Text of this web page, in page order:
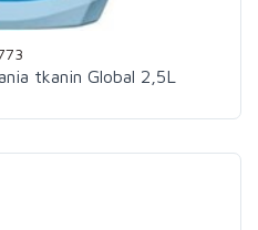
tkanin Global 2,5L